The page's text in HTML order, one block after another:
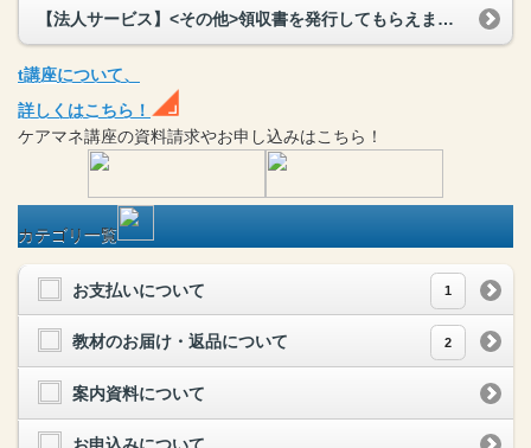
【法人サービス】<その他>領収書を発行してもらえますか？
t講座について、
詳しくはこちら！
ケアマネ講座の資料請求やお申し込みはこちら！
カテゴリ一覧
お支払いについて 1
教材のお届け・返品について 2
案内資料について